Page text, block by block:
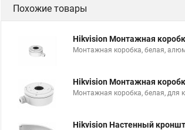
Похожие товары
Hikvision Монтажная
Монтажная коробка, белая,
Hikvision Монтажная
Монтажная коробка, белая,
Hikvision Настенный